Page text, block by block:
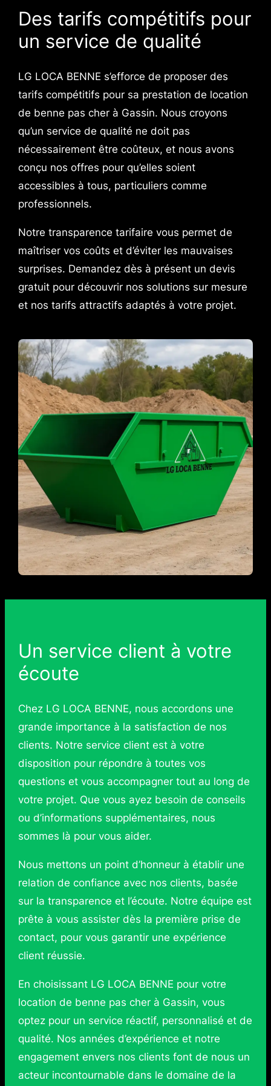
Des tarifs compétitifs pour
un service de qualité
LG LOCA BENNE s’efforce de proposer des
tarifs compétitifs pour sa prestation de location
de benne pas cher à Gassin. Nous croyons
qu’un service de qualité ne doit pas
nécessairement être coûteux, et nous avons
conçu nos offres pour qu’elles soient
accessibles à tous, particuliers comme
professionnels.
Notre transparence tarifaire vous permet de
maîtriser vos coûts et d’éviter les mauvaises
surprises. Demandez dès à présent un devis
gratuit pour découvrir nos solutions sur mesure
et nos tarifs attractifs adaptés à votre projet.
Un service client à votre
écoute
Chez LG LOCA BENNE, nous accordons une
grande importance à la satisfaction de nos
clients. Notre service client est à votre
disposition pour répondre à toutes vos
questions et vous accompagner tout au long de
votre projet. Que vous ayez besoin de conseils
ou d’informations supplémentaires, nous
sommes là pour vous aider.
Nous mettons un point d’honneur à établir une
relation de confiance avec nos clients, basée
sur la transparence et l’écoute. Notre équipe est
prête à vous assister dès la première prise de
contact, pour vous garantir une expérience
client réussie.
En choisissant LG LOCA BENNE pour votre
location de benne pas cher à Gassin, vous
optez pour un service réactif, personnalisé et de
qualité. Nos années d’expérience et notre
engagement envers nos clients font de nous un
acteur incontournable dans le domaine de la